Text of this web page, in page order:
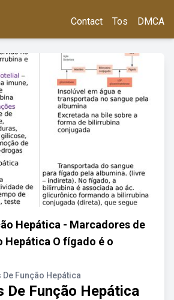
Contact Tos DMCA
Hepática - Marcadores de
Hepática O fígado é o
Função Hepática
De Função Hepática